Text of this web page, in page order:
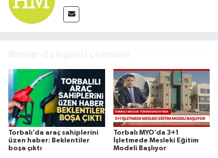
Torbalı’da araç sahiplerini
üzen haber: Beklentiler
boşa çıktı
Torbalı MYO’da 3+1
İşletmede Mesleki Eğitim
Modeli Başlıyor